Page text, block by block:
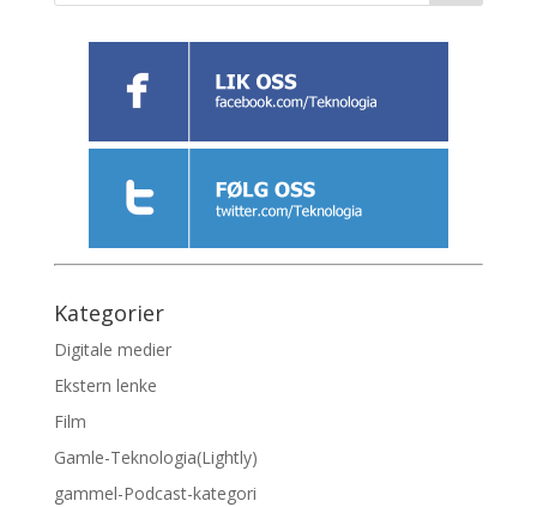
Kategorier
Digitale medier
Ekstern lenke
Film
Gamle-Teknologia(Lightly)
gammel-Podcast-kategori